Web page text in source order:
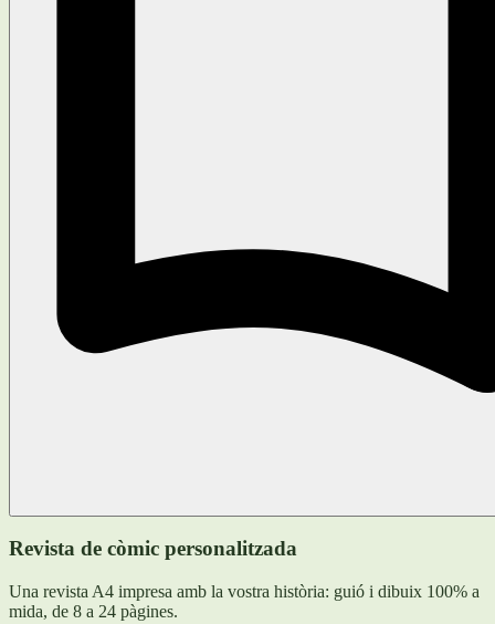
Revista de còmic personalitzada
Una revista A4 impresa amb la vostra història: guió i dibuix 100% a
mida, de 8 a 24 pàgines.